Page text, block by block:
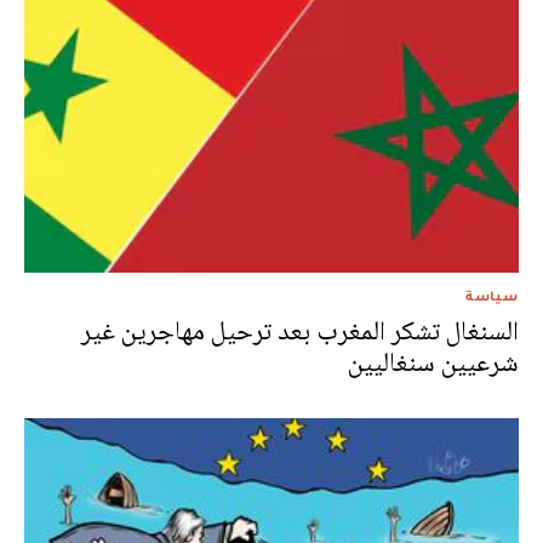
سياسة
السنغال تشكر المغرب بعد ترحيل مهاجرين غير
شرعيين سنغاليين